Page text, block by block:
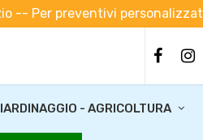
Per preventivi
- AGRICOLTURA